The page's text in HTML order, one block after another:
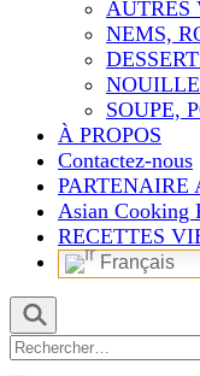
AUTRES
NEMS,
SOUPE,
À PROPOS
Contactez-nous
PARTENAIRE
Asian Cooking
RECETTES
Français
Rechercher :